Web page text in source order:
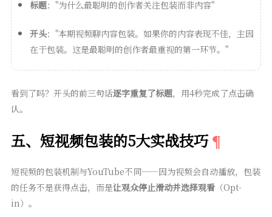
标题："为什么最聪明的创作者关注包装而非内容"
开头："本期视频聊内容包装。如果你的内容表现不佳，主因
在于包装。这是最聪明的创作者最重视的第一环节。"
看到了吗？开头的前三句话逐字重复了标题，用4秒完成了点击确
认。
五、短视频包装的5大实战技巧
短视频的包装机制与YouTube不同——因为视频会自动播放，包装
的任务不是获得点击，而是让观众停止滑动并选择观看（Opt-
in）。